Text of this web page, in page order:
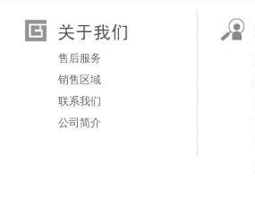
售后服务
销售区域
联系我们
公司简介